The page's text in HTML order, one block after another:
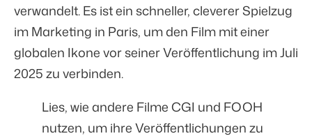
verwandelt. Es ist ein schneller, cleverer Spielzug
im Marketing in Paris, um den Film mit einer
globalen Ikone vor seiner Veröffentlichung im Juli
2025 zu verbinden.
Lies, wie andere Filme CGI und FOOH
nutzen, um ihre Veröffentlichungen zu